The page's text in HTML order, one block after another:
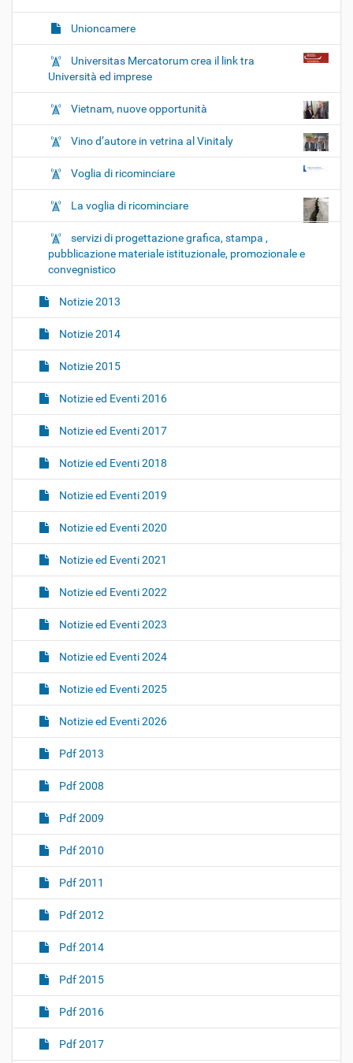
Unioncamere
Universitas Mercatorum crea il link tra
Università ed imprese
Vietnam, nuove opportunità
Vino d’autore in vetrina al Vinitaly
Voglia di ricominciare
La voglia di ricominciare
servizi di progettazione grafica, stampa ,
pubblicazione materiale istituzionale, promozionale e
convegnistico
Notizie 2013
Notizie 2014
Notizie 2015
Notizie ed Eventi 2016
Notizie ed Eventi 2017
Notizie ed Eventi 2018
Notizie ed Eventi 2019
Notizie ed Eventi 2020
Notizie ed Eventi 2021
Notizie ed Eventi 2022
Notizie ed Eventi 2023
Notizie ed Eventi 2024
Notizie ed Eventi 2025
Notizie ed Eventi 2026
Pdf 2013
Pdf 2008
Pdf 2009
Pdf 2010
Pdf 2011
Pdf 2012
Pdf 2014
Pdf 2015
Pdf 2016
Pdf 2017